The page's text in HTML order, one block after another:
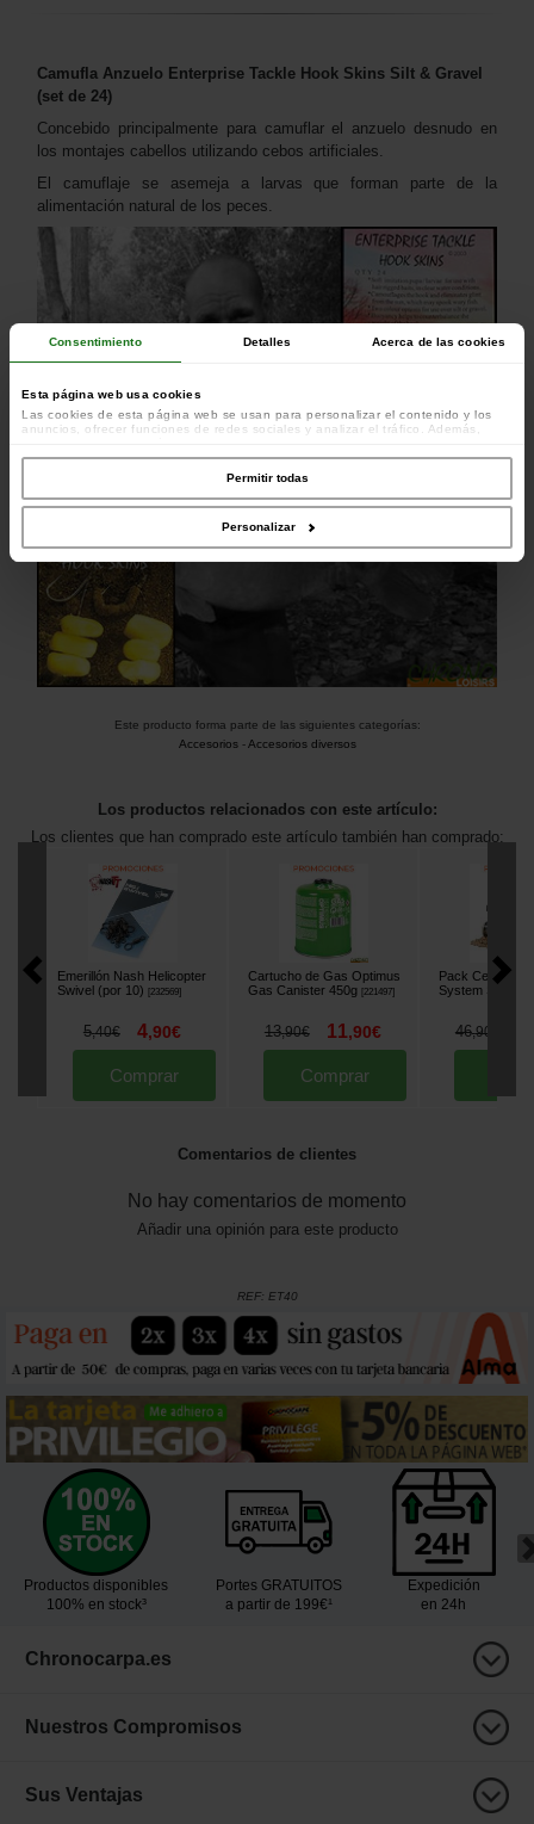
Consentimiento Detalles Acerca de las cookies
Esta página web usa cookies
Las cookies de esta página web se usan para personalizar el contenido y los
anuncios, ofrecer funciones de redes sociales y analizar el tráfico. Además,
colaboradores de redes sociales, publicidad y análisis web, quienes pueden
combinarla con otra información que les haya proporcionado o que hayan
recopilado a partir del uso que haya hecho de sus servicios.
Permitir todas
Personalizar
Camufla Anzuelo Enterprise Tackle Hook Skins Silt & Gravel
(set de 24)
Concebido principalmente para camuflar el anzuelo desnudo en
los montajes cabellos utilizando cebos artificiales.
El camuflaje se asemeja a larvas que forman parte de la
alimentación natural de los peces.
Este producto forma parte de las siguientes categorías:
Accesorios-Accesorios diversos
Los productos relacionados con este artículo:
Los clientes que han comprado este artículo también han comprado:
Emerillón Nash Helicopter
Swivel (por 10)
[232569]
5,40€ 4,90€
Comprar
Cartucho de Gas Optimus
Gas Canister 450g [221497]
13,90€ 11,90€
Comprar
Pack Cebo CC
System Session
46,90
Comentarios de clientes
No hay comentarios de momento
Añadir una opinión para este producto
REF: ET40
Productos disponibles
100% en stock³
Portes GRATUITOS
a partir de 199€¹
Expedición
en 24h
Chronocarpa.es
Nuestros Compromisos
Sus Ventajas